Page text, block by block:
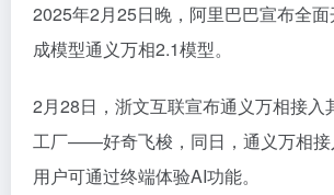
2025年2月25日晚，阿里巴巴宣布全
成模型通义万相2.1模型。
2月28日，浙文互联宣布通义万相接入
工厂——好奇飞梭，同日，通义万相接
用户可通过终端体验AI功能。